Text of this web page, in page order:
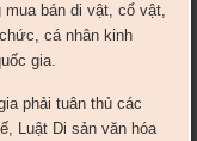
mua bán di vật, cổ vật,
cá nhân kinh
gia.
phải tuân thủ các
Luật Di sản văn hóa